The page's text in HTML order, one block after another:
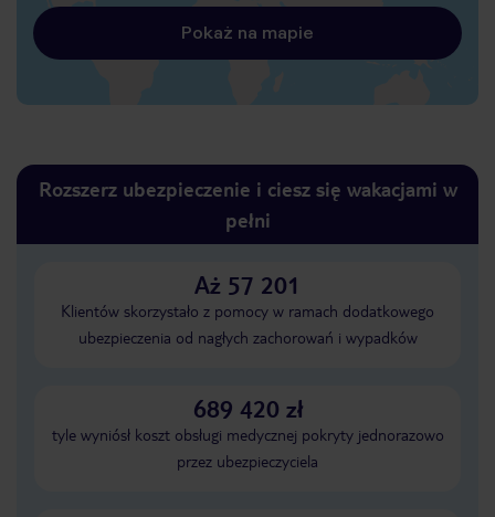
Pokaż na mapie
Rozszerz ubezpieczenie i ciesz się wakacjami w
pełni
Aż 57 201
Klientów skorzystało z pomocy w ramach dodatkowego
ubezpieczenia od nagłych zachorowań i wypadków
689 420 zł
tyle wyniósł koszt obsługi medycznej pokryty jednorazowo
przez ubezpieczyciela